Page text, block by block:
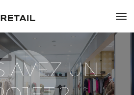
AVEZ UN